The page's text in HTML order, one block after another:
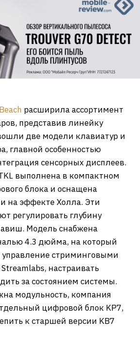
расширила ассортимент
представив линейку
две модели клавиатур и
главной особенностью
сенсорных дисплеев.
выполнена в компактном
блока и оснащена
на эффекте Холла. Эти
регулировать глубину
Модель снабжена
4.3 дюйма, на который
стриминговыми
настраивать
за состоянием системы.
модульность, компания
цифровой блок KP7,
к старшей версии KB7